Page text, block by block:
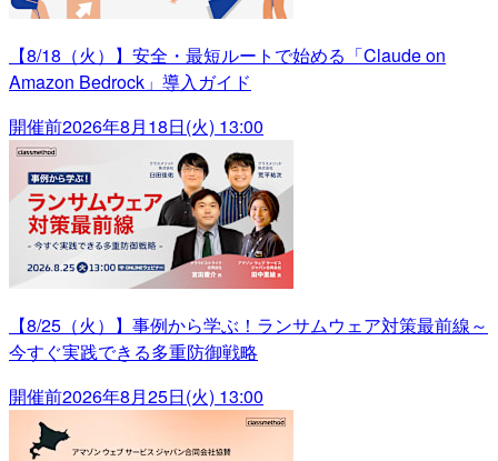
【8/18（火）】安全・最短ルートで始める「Claude on
Amazon Bedrock」導入ガイド
開催前2026年8月18日(火) 13:00
【8/25（火）】事例から学ぶ！ランサムウェア対策最前線～
今すぐ実践できる多重防御戦略
開催前2026年8月25日(火) 13:00